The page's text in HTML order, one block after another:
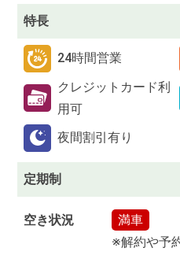
特長
24時間営業
クレジットカード利
用可
夜間割引有り
定期制
空き状況
満車
※解約や予